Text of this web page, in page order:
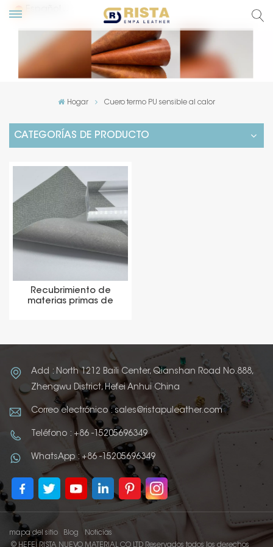
Hogar Cuero termo PU sensible al calor
CATEGORÍAS DE PRODUCTO
Recubrimiento de
materias primas de
Add : North 1212 Baili Center, Qianshan Road No.888,
Zhengwu District, Hefei Anhui China
Correo electrónico : sales@ristapuleather.com
Teléfono : +86 -15205696349
WhatsApp : +86 -15205696349
mapa del sitio Blog
Noticias
© HEFEI RISTA NUEVO MATERIAL CO LTD Reservados todos los derechos